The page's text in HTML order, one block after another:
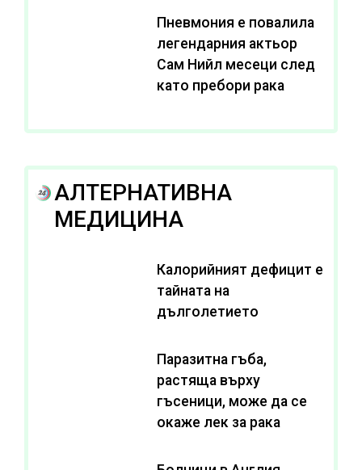
Пневмония е повалила
легендарния актьор
Сам Нийл месеци след
като пребори рака
АЛТЕРНАТИВНА
МЕДИЦИНА
Калорийният дефицит е
тайната на
дълголетието
Паразитна гъба,
растяща върху
гъсеници, може да се
окаже лек за рака